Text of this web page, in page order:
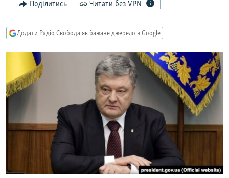
пошуку
СУСПІЛЬСТВО
СПОРТ
УКРАЇНА
СВІТ
ДОНБАС.РЕАЛІЇ
КРИМ.РЕАЛІЇ
ТИ ЯК?
СХЕМИ
КИТАЙ.ВИКЛИКИ
МУЛЬТИМЕДІА
ФОТО
СПЕЦПРОЄКТИ
ПОДКАСТИ
Поділитись Читати без VPN
Додати Радіо Свобода як бажане джерело в Google